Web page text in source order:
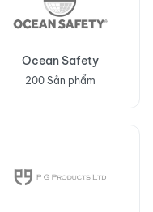
Ocean Safety
200 Sản phẩm